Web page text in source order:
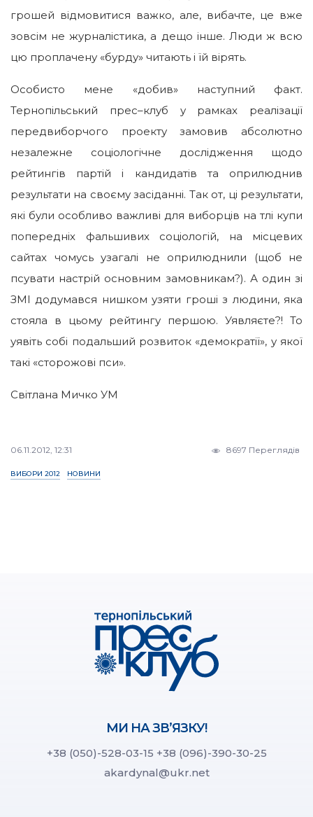
грошей відмовитися важко, але, вибачте, це вже
зовсім не журналістика, а дещо інше. Люди ж всю
цю проплачену «бурду» читають і їй вірять.
Особисто мене «добив» наступний факт.
Тернопільський прес–клуб у рамках реалізації
передвиборчого проекту замовив абсолютно
незалежне соціологічне дослідження щодо
рейтингів партій і кандидатів та оприлюднив
результати на своєму засіданні. Так от, ці результати,
які були особливо важливі для виборців на тлі купи
попередніх фальшивих соціологій, на місцевих
сайтах чомусь узагалі не оприлюднили (щоб не
псувати настрій основним замовникам?). А один зі
ЗМІ додумався нишком узяти гроші з людини, яка
стояла в цьому рейтингу першою. Уявляєте?! То
уявіть собі подальший розвиток «демократії», у якої
такі «сторожові пси».
Світлана Мичко УМ
06.11.2012, 12:31 8697 Переглядів
ВИБОРИ 2012 НОВИНИ
МИ НА ЗВ’ЯЗКУ!
+38 (050)-528-03-15 +38 (096)-390-30-25
akardynal@ukr.net